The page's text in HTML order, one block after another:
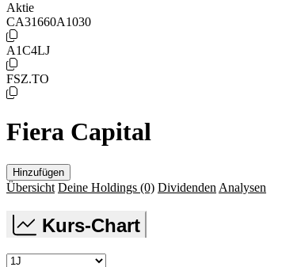
Aktie
CA31660A1030
A1C4LJ
FSZ.TO
Fiera Capital
Hinzufügen
Übersicht Deine Holdings (0) Dividenden Analysen
Kurs-Chart